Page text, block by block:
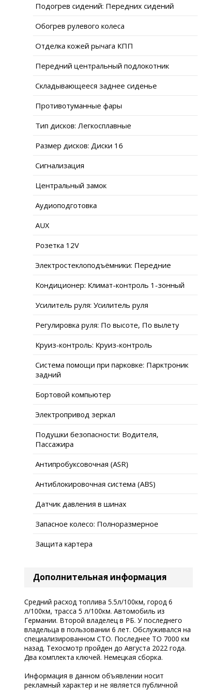
Подогрев сидений: Передних сидений
Обогрев рулевого колеса
Отделка кожей рычага КПП
Передний центральный подлокотник
Складывающееся заднее сиденье
Противотуманные фары
Тип дисков: Легкосплавные
Размер дисков: Диски 16
Сигнализация
Центральный замок
Аудиоподготовка
AUX
Розетка 12V
Электростеклоподъёмники: Передние
Кондиционер: Климат-контроль 1-зонный
Усилитель руля: Усилитель руля
Регулировка руля: По высоте, По вылету
Круиз-контроль: Круиз-контроль
Система помощи при парковке: Парктроник
задний
Бортовой компьютер
Электропривод зеркал
Подушки безопасности: Водителя,
Пассажира
Антипробуксовочная (ASR)
Антиблокировочная система (ABS)
Датчик давления в шинах
Запасное колесо: Полноразмерное
Защита картера
Дополнительная информация
Средний расход топлива 5.5л/100км, город 6
л/100км, трасса 5 л/100км. Автомобиль из
Германии. Второй владелец в РБ. У последнего
владельца в пользовании 6 лет. Обслуживался на
специализированном СТО. Последнее ТО 7000 км
назад. Техосмотр пройден до Августа 2022 года.
Два комплекта ключей. Немецкая сборка.
Информация в данном объявлении носит
рекламный характер и не является публичной